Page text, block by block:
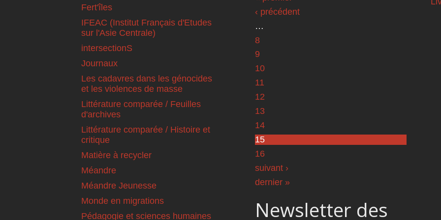
Fert'îles
IFEAC (Institut Français d'Etudes
sur l'Asie Centrale)
intersectionS
Journaux
Les cadavres dans les génocides
et les violences de masse
Littérature comparée / Feuilles
d'archives
Littérature comparée / Histoire et
critique
Matière à recycler
Méandre
Méandre Jeunesse
Monde en migrations
Pédagogie et sciences humaines
‹ précédent
…
8
9
10
11
12
13
14
15
16
suivant ›
dernier »
Newsletter des